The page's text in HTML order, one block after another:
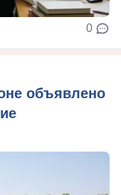
0
объявлено